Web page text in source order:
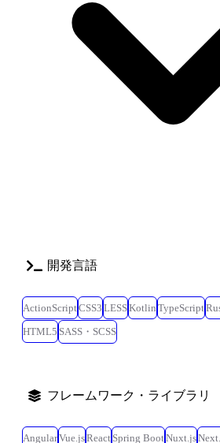
開発言語
ActionScriptCSS3 LESSKotlin TypeScript
HTML5 SASS・SCSS
フレームワーク・ライブラリ
AngularVue.jsReact Spring BootNuxt.js